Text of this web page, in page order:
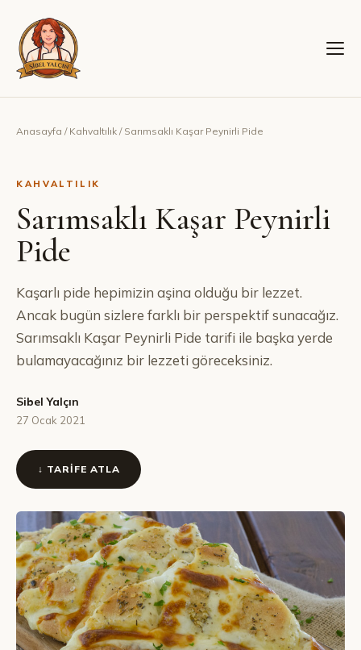
Anasayfa / Kahvaltılık / Sarımsaklı Kaşar Peynirli Pide
KAHVALTILIK
Sarımsaklı Kaşar Peynirli
Pide
Kaşarlı pide hepimizin aşina olduğu bir lezzet.
Ancak bugün sizlere farklı bir perspektif sunacağız.
Sarımsaklı Kaşar Peynirli Pide tarifi ile başka yerde
bulamayacağınız bir lezzeti göreceksiniz.
Sibel Yalçın
27 Ocak 2021
↓ TARIFE ATLA